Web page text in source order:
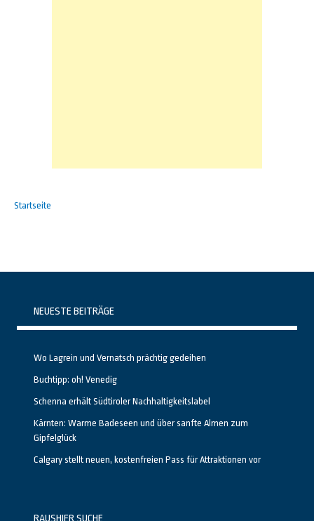
Startseite
NEUESTE BEITRÄGE
Wo Lagrein und Vernatsch prächtig gedeihen
Buchtipp: oh! Venedig
Schenna erhält Südtiroler Nachhaltigkeitslabel
Kärnten: Warme Badeseen und über sanfte Almen zum
Gipfelglück
Calgary stellt neuen, kostenfreien Pass für Attraktionen vor
RAUSHIER SUCHE